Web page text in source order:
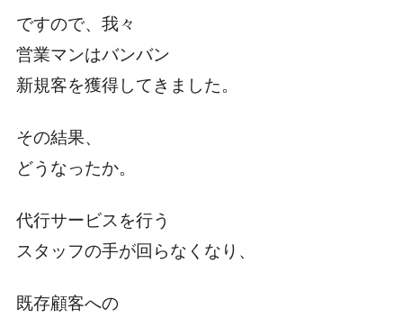
ですので、我々
営業マンはバンバン
新規客を獲得してきました。
その結果、
どうなったか。
代行サービスを行う
スタッフの手が回らなくなり、
既存顧客への